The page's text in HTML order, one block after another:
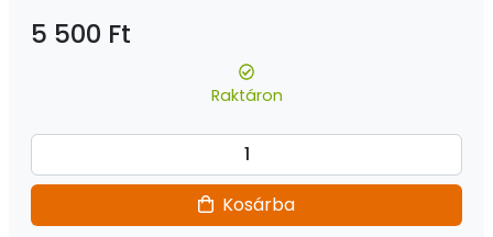
5 500 Ft
Raktáron
Kosárba